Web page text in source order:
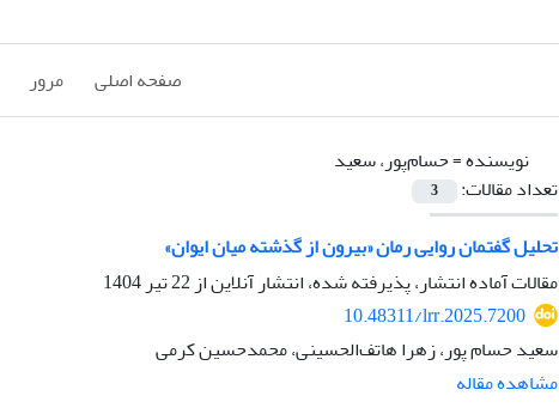
صفحه اصلی مرور
نویسنده =حسام‌پور، سعید
تعداد مقالات:
3
تحلیل گفتمان روایی رمان «بیرون از گذشته میان ایوان»
مقالات آماده انتشار، پذیرفته شده، انتشار آنلاین از22 تیر 1404
10.48311/lrr.2025.7200
سعید حسام پور، زهرا هاتف‌الحسینی، محمدحسین کرمی
مشاهده مقاله